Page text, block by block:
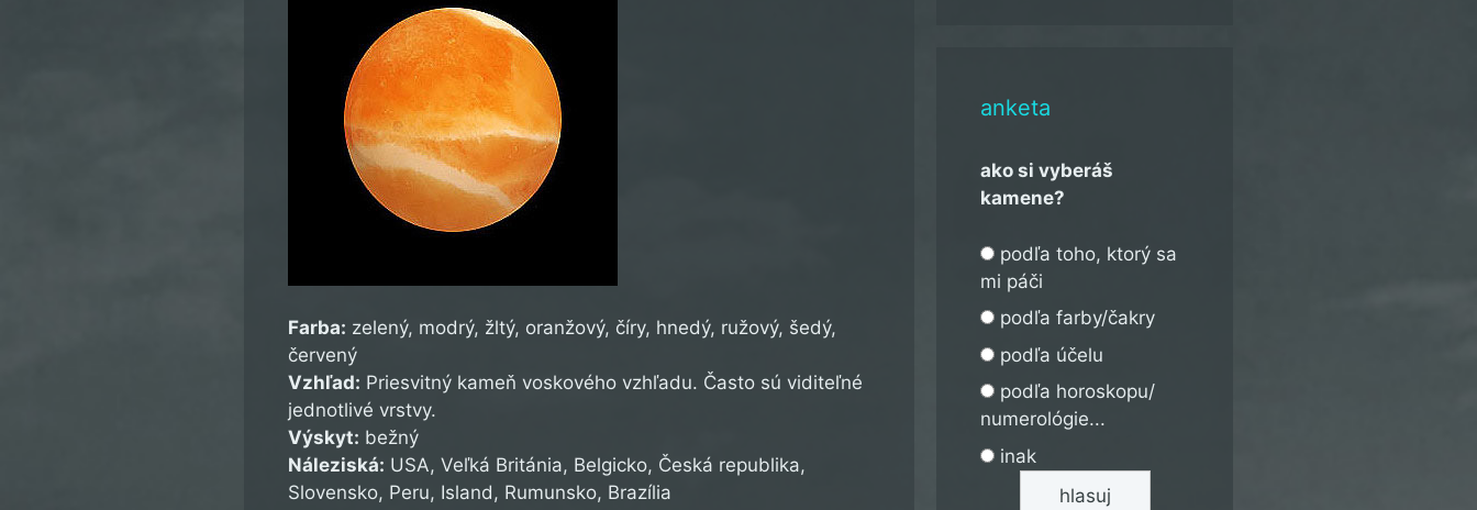
Farba: zelený, modrý, žltý, oranžový, číry, hnedý, ružový, šedý,
červený
Vzhľad: Priesvitný kameň voskového vzhľadu. Často sú viditeľné
jednotlivé vrstvy.
Výskyt: bežný
Náleziská: USA, Veľká Británia, Belgicko, Česká republika,
Slovensko, Peru, Island, Rumunsko, Brazília
anketa
ako si vyberáš
kamene?
podľa toho, ktorý sa
mi páči
podľa farby/čakry
podľa účelu
podľa horoskopu/
numerológie...
inak